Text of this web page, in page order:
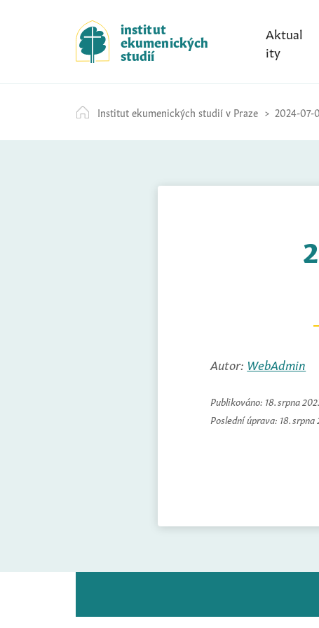
k
i
p
t
c
o
institut
ekumenických
studií
Aktual
ity
Institut ekumenických studií v Praze 2024-07-
Autor: WebAdmin
Publikováno: 18. srpna
Poslední úprava: 18. srpna